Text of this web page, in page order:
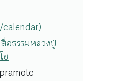
อธรรมหลวงปู่
ช